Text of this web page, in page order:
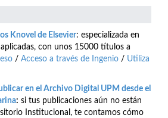
Knovel de Elsevier: especializada en
con unos 15000 títulos a
/ Acceso a través de Ingenio / Utiliza
en el Archivo Digital UPM desde el
: si tus publicaciones aún no están
Institucional, te contamos cómo